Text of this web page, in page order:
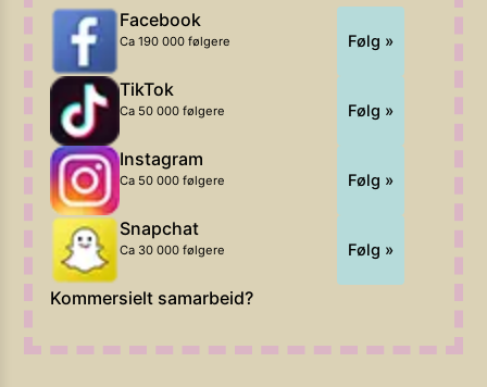
Facebook
Ca 190 000 følgere Følg »
TikTok
Ca 50 000 følgere Følg »
Instagram
Ca 50 000 følgere Følg »
Snapchat
Ca 30 000 følgere Følg »
Kommersielt samarbeid?